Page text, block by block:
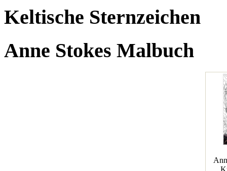
Keltische Sternzeichen
Anne Stokes Malbuch